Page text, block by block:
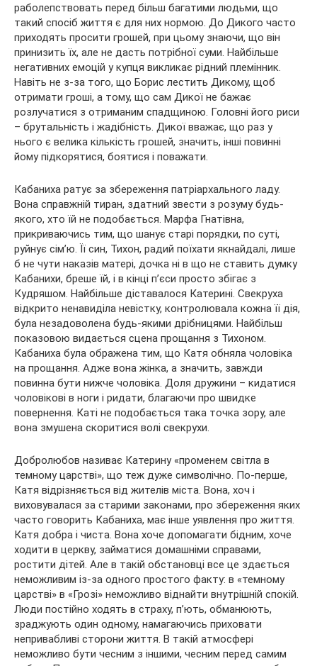
раболепствовать перед більш багатими людьми, що
такий спосіб життя є для них нормою. До Дикого часто
приходять просити грошей, при цьому знаючи, що він
принизить їх, але не дасть потрібної суми. Найбільше
негативних емоцій у купця викликає рідний племінник.
Навіть не з-за того, що Борис лестить Дикому, щоб
отримати гроші, а тому, що сам Дикої не бажає
розлучатися з отриманим спадщиною. Головні його риси
– брутальність і жадібність. Дикої вважає, що раз у
нього є велика кількість грошей, значить, інші повинні
йому підкорятися, боятися і поважати.
Кабаниха ратує за збереження патріархального ладу.
Вона справжній тиран, здатний звести з розуму будь-
якого, хто їй не подобається. Марфа Гнатівна,
прикриваючись тим, що шанує старі порядки, по суті,
руйнує сім’ю. Її син, Тихон, радий поїхати якнайдалі, лише
б не чути наказів матері, дочка ні в що не ставить думку
Кабанихи, бреше їй, і в кінці п’єси просто збігає з
Кудряшом. Найбільше діставалося Катерині. Свекруха
відкрито ненавиділа невістку, контролювала кожна її дія,
була незадоволена будь-якими дрібницями. Найбільш
показовою видається сцена прощання з Тихоном.
Кабаниха була ображена тим, що Катя обняла чоловіка
на прощання. Адже вона жінка, а значить, завжди
повинна бути нижче чоловіка. Доля дружини – кидатися
чоловікові в ноги і ридати, благаючи про швидке
повернення. Каті не подобається така точка зору, але
вона змушена скоритися волі свекрухи.
Добролюбов називає Катерину «променем світла в
темному царстві», що теж дуже символічно. По-перше,
Катя відрізняється від жителів міста. Вона, хоч і
виховувалася за старими законами, про збереження яких
часто говорить Кабаниха, має інше уявлення про життя.
Катя добра і чиста. Вона хоче допомагати бідним, хоче
ходити в церкву, займатися домашніми справами,
ростити дітей. Але в такій обстановці все це здається
неможливим із-за одного простого факту: в «темному
царстві» в «Грозі» неможливо віднайти внутрішній спокій.
Люди постійно ходять в страху, п’ють, обманюють,
зраджують один одному, намагаючись приховати
непривабливі сторони життя. В такій атмосфері
неможливо бути чесним з іншими, чесним перед самим